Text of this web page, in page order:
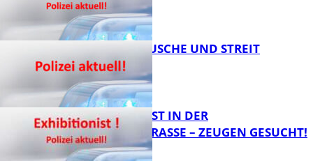
KNALLGERÄUSCHE UND STREIT
EXHIBITIONIST IN DER
VELMANNSTRASSE – ZEUGEN GESUCHT!